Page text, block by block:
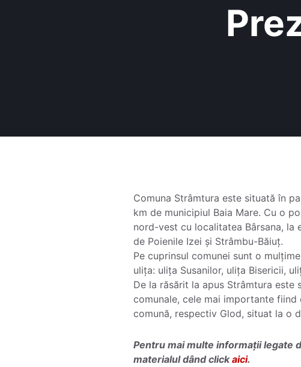
Comuna Strâmtura este situată în
km de municipiul Baia Mare. Cu o
nord-vest cu localitatea Bârsana,
de Poienile Izei și Strâmbu-Băiuț.
Pe cuprinsul comunei sunt o
ulița: ulița Susanilor, ulița Bisericii,
De la răsărit la apus Strâmtura este
comunale, cele mai importante
comună, respectiv Glod, situat la o
Pentru mai multe informații legate
materialul dând clickaici.